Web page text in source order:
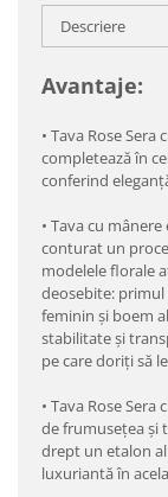
Descriere
Avantaje:
• Tava Rose Sera
completează în
conferind
• Tava cu
conturat un
modelele florale
deosebite:
feminin și boem
stabilitate și
pe care doriți să
• Tava Rose Sera
de frumusețea și
drept un etalon
luxuriantă în